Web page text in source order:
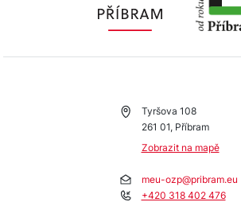
Tyršova 108
261 01, Příbram
Zobrazit na mapě
meu-ozp@pribram.eu
+420 318 402 476